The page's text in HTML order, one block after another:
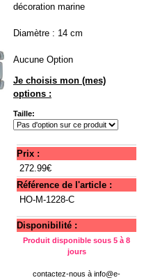
décoration marine
Diamètre : 14 cm
Aucune Option
Je choisis mon (mes)
options :
Taille:
Prix :
272.99€
Référence de l'article :
HO-M-1228-C
Disponibilité :
Produit disponible sous 5 à 8
jours
contactez-nous à info@e-